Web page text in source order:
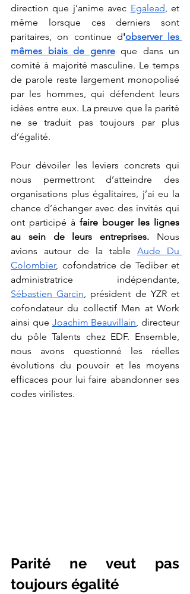
direction que j’anime avec Egalead, et
même lorsque ces derniers sont
paritaires, on continue d'observer les
mêmes biais de genre que dans un
comité à majorité masculine. Le temps
de parole reste largement monopolisé
par les hommes, qui défendent leurs
idées entre eux. La preuve que la parité
ne se traduit pas toujours par plus
d’égalité.
Pour dévoiler les leviers concrets qui
nous permettront d’atteindre des
organisations plus égalitaires, j’ai eu la
chance d’échanger avec des invités qui
ont participé à faire bouger les lignes
au sein de leurs entreprises. Nous
avions autour de la table Aude Du
Colombier, cofondatrice de Tediber et
Sébastien Garcin, président de YZR et
cofondateur du collectif Men at Work
ainsi que Joachim Beauvillain, directeur
du pôle Talents chez EDF. Ensemble,
nous avons questionné les réelles
évolutions du pouvoir et les moyens
efficaces pour lui faire abandonner ses
codes virilistes.
Parité ne veut pas
toujours égalité